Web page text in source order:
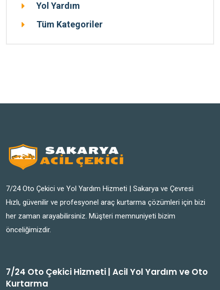
Yol Yardım
Tüm Kategoriler
7/24 Oto Çekici ve Yol Yardım Hizmeti | Sakarya ve Çevresi
Hızlı, güvenilir ve profesyonel araç kurtarma çözümleri için bizi
her zaman arayabilirsiniz. Müşteri memnuniyeti bizim
önceliğimizdir.
7/24 Oto Çekici Hizmeti | Acil Yol Yardım ve Oto
Kurtarma